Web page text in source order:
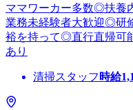
ママワーカー多数◎扶養
業務未経験者大歓迎◎研
裕を持って◎直行直帰可
あり
清掃スタッフ 時給